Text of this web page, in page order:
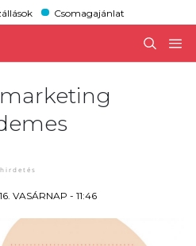
Csomagajánlat
VASÁRNAP - 11:46